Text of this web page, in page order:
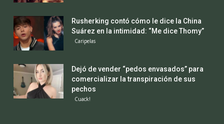
Rusherking contó cómo le dice la China
Suárez en la intimidad: “Me dice Thomy”
Caripelas
Dejó de vender “pedos envasados” para
comercializar la transpiración de sus
pechos
Cuack!